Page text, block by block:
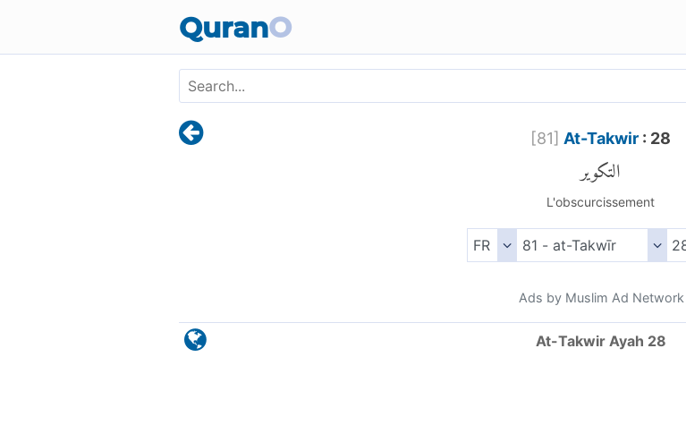
QuranO
[81] At-Takwir : 28
التكوير
L'obscurcissement
Ads by Muslim Ad Network
At-Takwir Ayah 28